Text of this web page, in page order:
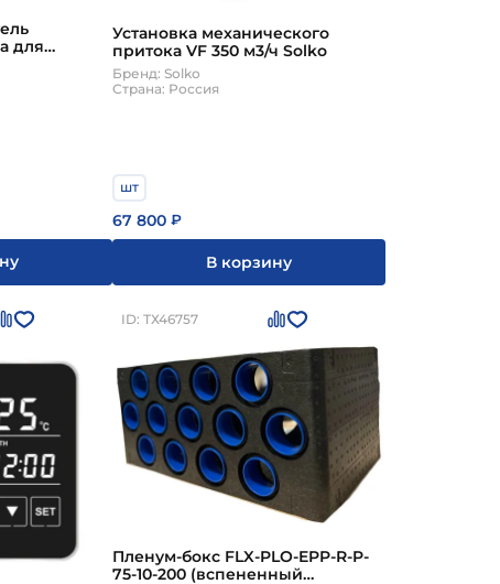
для
100 800-
Установка механического
притока VF 350 м3/ч Solko
Бренд: Solko
Страна: Россия
шт
67 800 ₽
В корзину
ID: ТХ46757
Пленум-бокс FLX-PLO-EPP-R-P-
75-10-200 (вспененный